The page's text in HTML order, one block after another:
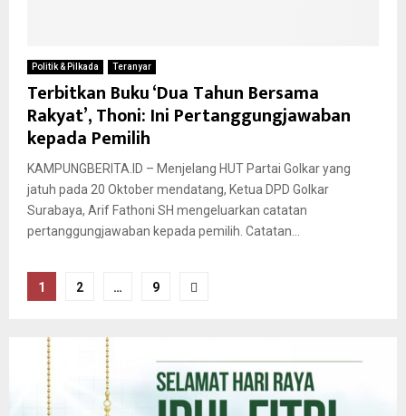
Politik & Pilkada Teranyar
Terbitkan Buku ‘Dua Tahun Bersama
Rakyat’, Thoni: Ini Pertanggungjawaban
kepada Pemilih
KAMPUNGBERITA.ID – Menjelang HUT Partai Golkar yang
jatuh pada 20 Oktober mendatang, Ketua DPD Golkar
Surabaya, Arif Fathoni SH mengeluarkan catatan
pertanggungjawaban kepada pemilih. Catatan...
Paginasi
1 2 … 9